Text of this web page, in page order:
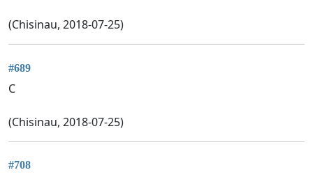
(Chisinau, 2018-07-25)
#689
C
(Chisinau, 2018-07-25)
#708